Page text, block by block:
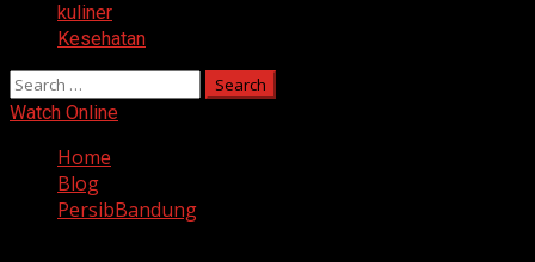
kuliner
Kesehatan
Search
for:
Watch Online
Home
Blog
PersibBandung